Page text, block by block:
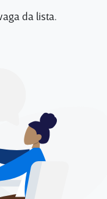
da lista.